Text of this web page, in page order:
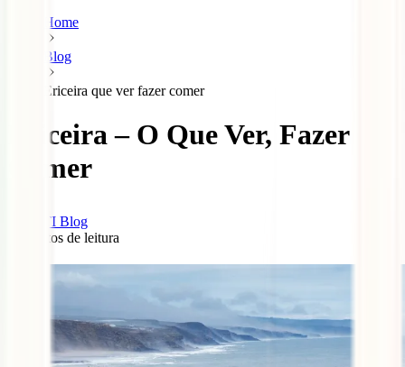
Home
Blog
Ericeira que ver fazer comer
Ericeira – O Que Ver, Fazer e
Comer
IATI Blog
minutos de leitura